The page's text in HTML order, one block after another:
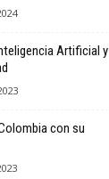
Artificial y
con su